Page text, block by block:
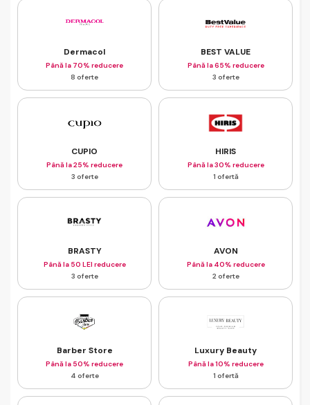
Dermacol
Până la 70% reducere
8 oferte
BEST VALUE
Până la 65% reducere
3 oferte
CUPIO
Până la 25% reducere
3 oferte
HIRIS
Până la 30% reducere
1 ofertă
BRASTY
Până la 50 LEI reducere
3 oferte
AVON
Până la 40% reducere
2 oferte
Barber Store
Până la 50% reducere
4 oferte
Luxury Beauty
Până la 10% reducere
1 ofertă